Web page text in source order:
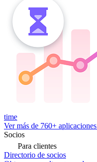
time
Ver más de 760+
Socios
Para clientes
Directorio de socios